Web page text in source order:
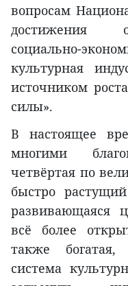
вопросам
достижения
социально-
культурная
источником
силы».
В настоящее
многими
четвёртая по
быстро
развивающаяся
всё более
также
система